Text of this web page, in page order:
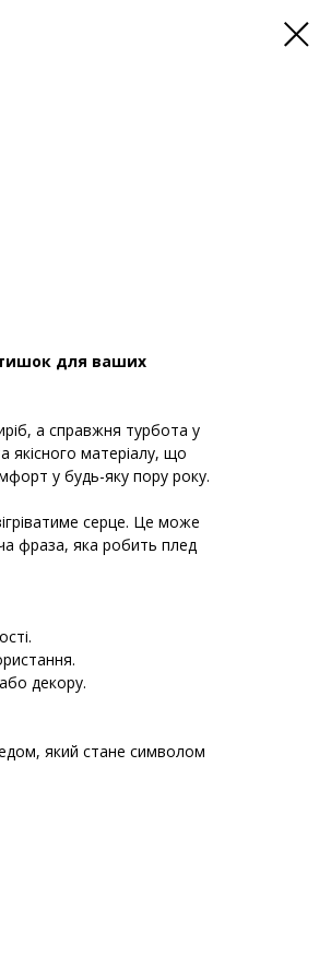
для ваших
а справжня турбота у
якісного матеріалу, що
у будь-яку пору року.
серце. Це може
фраза, яка робить плед
декору.
який стане символом